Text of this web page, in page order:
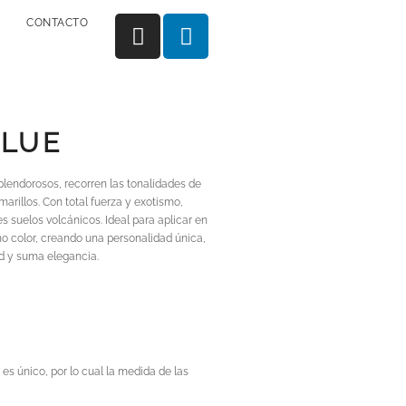
CONTACTO
recorren las tonalidades de
Con total fuerza y exotismo,
suelos volcánicos. Ideal para aplicar en
color, creando una personalidad única,
y suma elegancia.
es único, por lo cual la medida de las